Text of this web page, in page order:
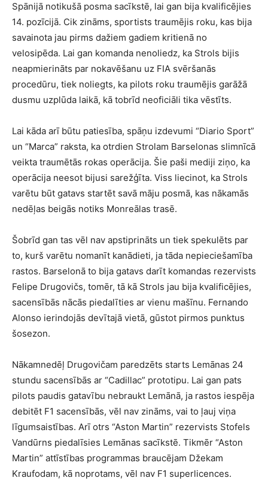
Spānijā notikušā posma sacīkstē, lai gan bija kvalificējies
14. pozīcijā. Cik zināms, sportists traumējis roku, kas bija
savainota jau pirms dažiem gadiem kritienā no
velosipēda. Lai gan komanda nenoliedz, ka Strols bijis
neapmierināts par nokavēšanu uz FIA svēršanās
procedūru, tiek noliegts, ka pilots roku traumējis garāžā
dusmu uzplūda laikā, kā tobrīd neoficiāli tika vēstīts.
Lai kāda arī būtu patiesība, spāņu izdevumi “Diario Sport”
un “Marca” raksta, ka otrdien Strolam Barselonas slimnīcā
veikta traumētās rokas operācija. Šie paši mediji ziņo, ka
operācija neesot bijusi sarežģīta. Viss liecinot, ka Strols
varētu būt gatavs startēt savā māju posmā, kas nākamās
nedēļas beigās notiks Monreālas trasē.
Šobrīd gan tas vēl nav apstiprināts un tiek spekulēts par
to, kurš varētu nomanīt kanādieti, ja tāda nepieciešamība
rastos. Barselonā to bija gatavs darīt komandas rezervists
Felipe Drugovičs, tomēr, tā kā Strols jau bija kvalificējies,
sacensībās nācās piedalīties ar vienu mašīnu. Fernando
Alonso ierindojās devītajā vietā, gūstot pirmos punktus
šosezon.
Nākamnedēļ Drugovičam paredzēts starts Lemānas 24
stundu sacensībās ar “Cadillac” prototipu. Lai gan pats
pilots paudis gatavību nebraukt Lemānā, ja rastos iespēja
debitēt F1 sacensībās, vēl nav zināms, vai to ļauj viņa
līgumsaistības. Arī otrs “Aston Martin” rezervists Stofels
Vandūrns piedalīsies Lemānas sacīkstē. Tikmēr “Aston
Martin” attīstības programmas braucējam Džekam
Kraufodam, kā noprotams, vēl nav F1 superlicences.